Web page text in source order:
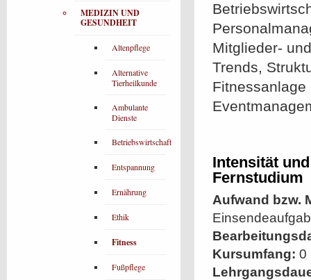
Mitglieder-
Trends,
Intensität
Fernstudium
Aufwand bzw.
Kursumfang: 0
MEDIZIN UND
GESUNDHEIT
Altenpflege
Alternative
Tierheilkunde
Ambulante
Dienste
Betriebswirtschaft
Entspannung
Ernährung
Ethik
Fitness
Fußpflege